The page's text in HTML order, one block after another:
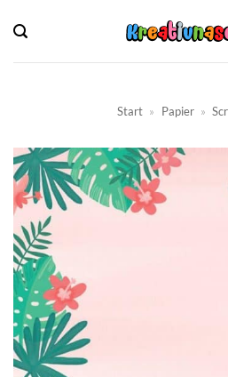
Inhalt
springen
Start » Papier »